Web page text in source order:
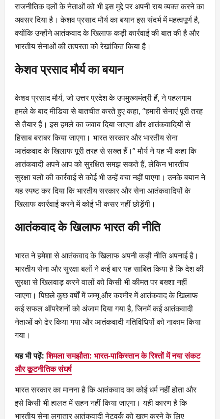
राजनीतिक दलों के नेताओं को भी इस मुद्दे पर अपनी राय व्यक्त करने का
अवसर दिया है। केशव प्रसाद मौर्य का बयान इस संदर्भ में महत्वपूर्ण है,
क्योंकि उन्होंने आतंकवाद के खिलाफ कड़ी कार्रवाई की बात की है और
भारतीय सेनाओं की तत्परता को रेखांकित किया है।
केशव प्रसाद मौर्य का बयान
केशव प्रसाद मौर्य, जो उत्तर प्रदेश के उपमुख्यमंत्री हैं, ने पहलगाम
हमले के बाद मीडिया से बातचीत करते हुए कहा, “हमारी सेनाएं पूरी तरह
से तैयार हैं। इस हमले का जवाब दिया जाएगा और आतंकवादियों से
हिसाब बराबर किया जाएगा। भारत सरकार और भारतीय सेना
आतंकवाद के खिलाफ पूरी तरह से सख्त हैं।” मौर्य ने यह भी कहा कि
आतंकवादी अपने आप को सुरक्षित समझ सकते हैं, लेकिन भारतीय
सुरक्षा बलों की कार्रवाई से कोई भी उन्हें बचा नहीं पाएगा। उनके बयान ने
यह स्पष्ट कर दिया कि भारतीय सरकार और सेना आतंकवादियों के
खिलाफ कार्रवाई करने में कोई भी कसर नहीं छोड़ेंगी।
आतंकवाद के खिलाफ भारत की नीति
भारत ने हमेशा से आतंकवाद के खिलाफ अपनी कड़ी नीति अपनाई है।
भारतीय सेना और सुरक्षा बलों ने कई बार यह साबित किया है कि देश की
सुरक्षा से खिलवाड़ करने वालों को किसी भी कीमत पर बख्शा नहीं
जाएगा। पिछले कुछ वर्षों में जम्मू और कश्मीर में आतंकवाद के खिलाफ
कई सफल ऑपरेशनों को अंजाम दिया गया है, जिनमें कई आतंकवादी
नेताओं को ढेर किया गया और आतंकवादी गतिविधियों को नाकाम किया
गया।
यह भी पढ़ें:शिमला समझौता: भारत-पाकिस्तान के रिश्तों में नया संकट
और कूटनीतिक संघर्ष
भारत सरकार का मानना है कि आतंकवाद का कोई धर्म नहीं होता और
इसे किसी भी हालत में सहन नहीं किया जाएगा। यही कारण है कि
भारतीय सेना लगातार आतंकवादी नेटवर्क को खत्म करने के लिए